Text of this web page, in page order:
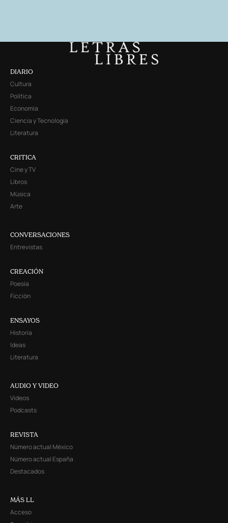
DIARIO
Cultura
Política
Economía
Ciencia y Tecnología
Literatura
CRITICA
Cine y TV
Libros
Música
Arte
CONVERSACIONES
Entrevistas
CREACIÓN
Poesía
Ficción
ENSAYOS
Historia
Ideas
Literatura
AUDIO Y VIDEO
Videos
Podcasts
REVISTA
Número actual México
Número actual España
Destacados
MÁS LL
Acceso